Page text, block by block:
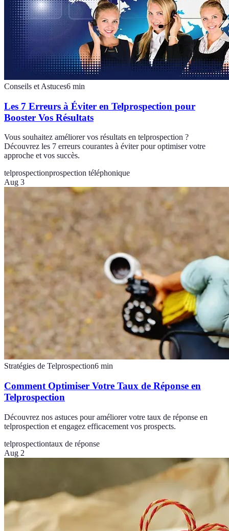
Conseils et Astuces6 min
Les 7 Erreurs à Éviter en Telprospection pour
Booster Vos Résultats
Vous souhaitez améliorer vos résultats en telprospection ?
Découvrez les 7 erreurs courantes à éviter pour optimiser votre
approche et vos succès.
telprospectionprospection téléphonique
Aug 3
Stratégies de Telprospection6 min
Comment Optimiser Votre Taux de Réponse en
Telprospection
Découvrez nos astuces pour améliorer votre taux de réponse en
telprospection et engagez efficacement vos prospects.
telprospectiontaux de réponse
Aug 2